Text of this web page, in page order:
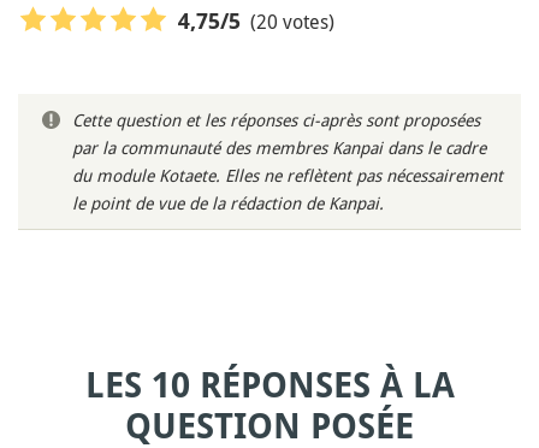
4,75/5 (20 votes)
Cette question et les réponses ci-après sont proposées
par la communauté des membres Kanpai dans le cadre
du module Kotaete. Elles ne reflètent pas nécessairement
le point de vue de la rédaction de Kanpai.
LES 10 RÉPONSES À LA
QUESTION POSÉE